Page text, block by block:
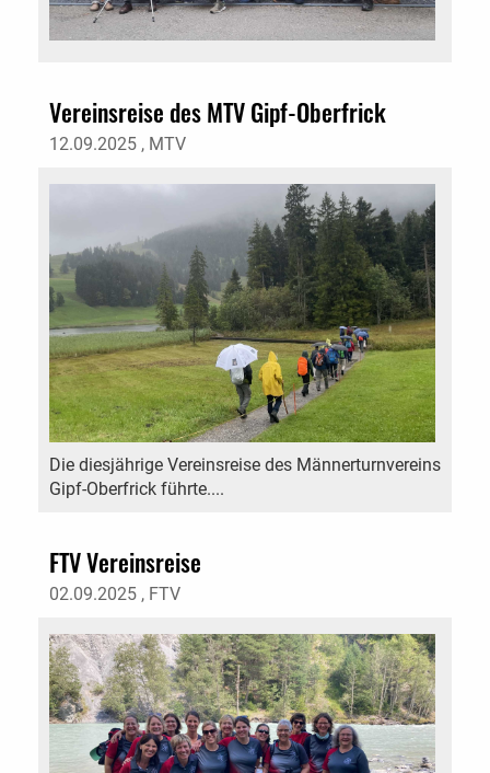
Vereinsreise des MTV Gipf-Oberfrick
12.09.2025 , MTV
Die diesjährige Vereinsreise des Männerturnvereins
Gipf-Oberfrick führte....
FTV Vereinsreise
02.09.2025 , FTV